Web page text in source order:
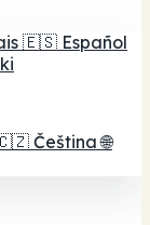
🇪🇸 Español
Čeština 🌐